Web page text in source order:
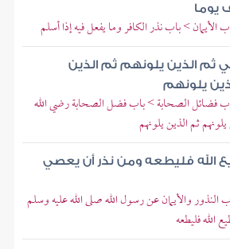
يوما
> باب نذر الكافر وما يفعل فيه إذا أسلم
ثم الذين يلونهم ثم الذين
يلونهم
الصحابة > باب فضل الصحابة رضي الله
ثم الذين يلونهم
الله فليطعه ومن نذر أن يعصي
والأيمان عن رسول الله صلى الله عليه وسلم
الله فليطعه